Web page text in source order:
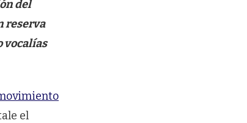
del
reserva
vocalías
el